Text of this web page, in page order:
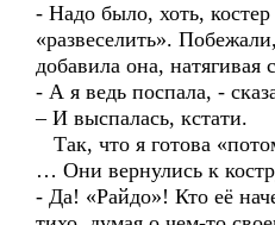
- Надо было, хоть, костер
«развеселить».
добавила она, натягивая
- А я ведь поспала, -
– И выспалась, кстати.
Так, что я готова
… Они вернулись к
- Да! «Райдо»! Кто её